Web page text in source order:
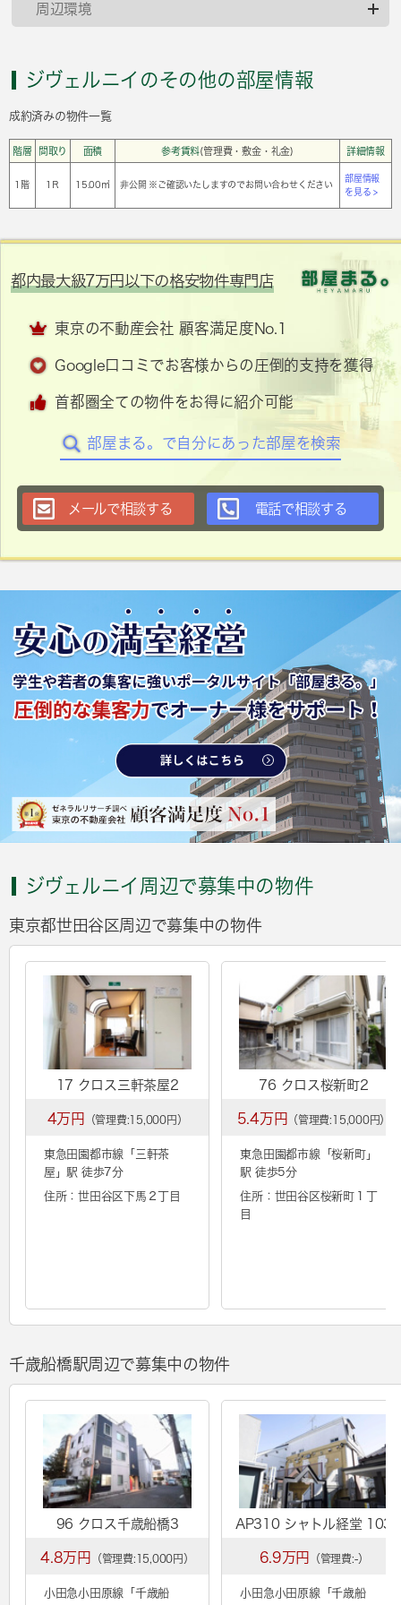
周辺環境
ジヴェルニイのその他の部屋情報
成約済みの物件一覧
階層 間取り 面積 参考賃料(管理費・敷金・礼金) 詳細情報
1階 1Ｒ 15.00㎡ 非公開 ※ご確認いたしますのでお問い合わせください
部屋情報
を見る >
都内最大級7万円以下の格安物件専門店
東京の不動産会社 顧客満足度No.1
Google口コミでお客様からの圧倒的支持を獲得
首都圏全ての物件をお得に紹介可能
部屋まる。で自分にあった部屋を検索
メールで相談する 電話で相談する
ジヴェルニイ周辺で募集中の物件
東京都世田谷区周辺で募集中の物件
17 クロス三軒茶屋2
4万円 （管理費:15,000円）
東急田園都市線「 三軒茶
屋 」駅 徒歩7分
住所：世田谷区下馬２丁目
76 クロス桜新町2
5.4万円 （管理費:15,000円）
東急田園都市線「桜新町」
駅 徒歩5分
住所：世田谷区桜新町１丁
目
千歳船橋駅周辺で募集中の物件
96 クロス千歳船橋3
4.8万円 （管理費:15,000円）
小田急小田原線「 千歳船
AP310 シャトル経堂 103
6.9万円 （管理費:-）
小田急小田原線「千歳船